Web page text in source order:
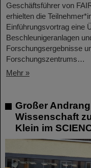
Geschäftsführer von
erhielten die
Einführungsvortrag eine
Beschleunigeranlagen
Forschungsergebnisse
Forschungszentrums…
Mehr »
Großer
Wissenschaft
Klein im